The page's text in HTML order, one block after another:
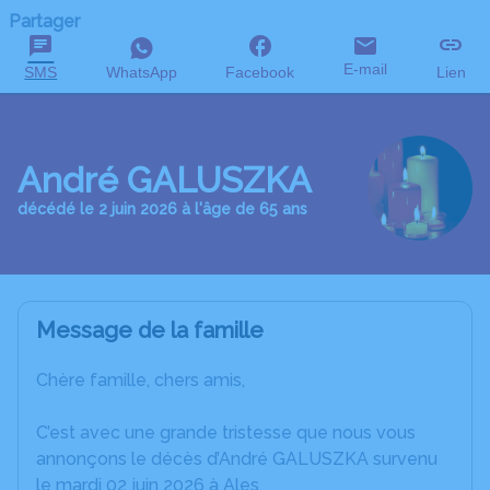
Partager
SMS WhatsApp Facebook E-mail Lien
André GALUSZKA
décédé le 2 juin 2026 à l'âge de 65 ans
Message de la famille
Chère famille, chers amis,
C’est avec une grande tristesse que nous vous
annonçons le décès d’André GALUSZKA survenu
le mardi 02 juin 2026 à Ales.